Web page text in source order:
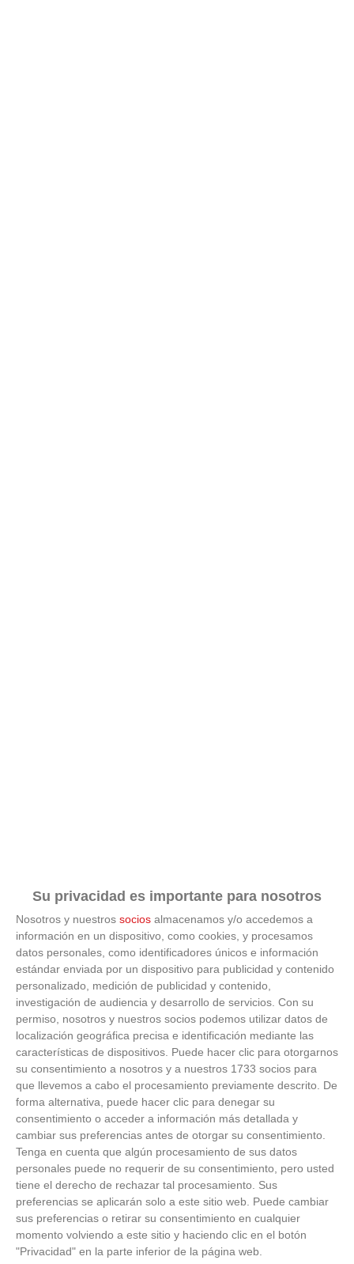
Su privacidad es importante para nosotros
Nosotros y nuestros socios almacenamos y/o accedemos a
información en un dispositivo, como cookies, y procesamos
datos personales, como identificadores únicos e información
estándar enviada por un dispositivo para publicidad y contenido
personalizado, medición de publicidad y contenido,
investigación de audiencia y desarrollo de servicios. Con su
permiso, nosotros y nuestros socios podemos utilizar datos de
localización geográfica precisa e identificación mediante las
características de dispositivos. Puede hacer clic para otorgarnos
su consentimiento a nosotros y a nuestros 1733 socios para
que llevemos a cabo el procesamiento previamente descrito. De
forma alternativa, puede hacer clic para denegar su
consentimiento o acceder a información más detallada y
cambiar sus preferencias antes de otorgar su consentimiento.
Tenga en cuenta que algún procesamiento de sus datos
personales puede no requerir de su consentimiento, pero usted
tiene el derecho de rechazar tal procesamiento. Sus
preferencias se aplicarán solo a este sitio web. Puede cambiar
sus preferencias o retirar su consentimiento en cualquier
momento volviendo a este sitio y haciendo clic en el botón
"Privacidad" en la parte inferior de la página web.